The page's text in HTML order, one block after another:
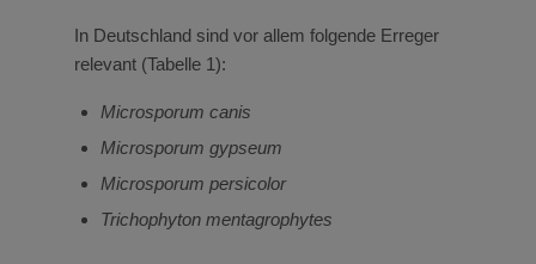
In Deutschland sind vor allem folgende Erreger
relevant (Tabelle 1):
Microsporum canis
Microsporum gypseum
Microsporum persicolor
Trichophyton mentagrophytes